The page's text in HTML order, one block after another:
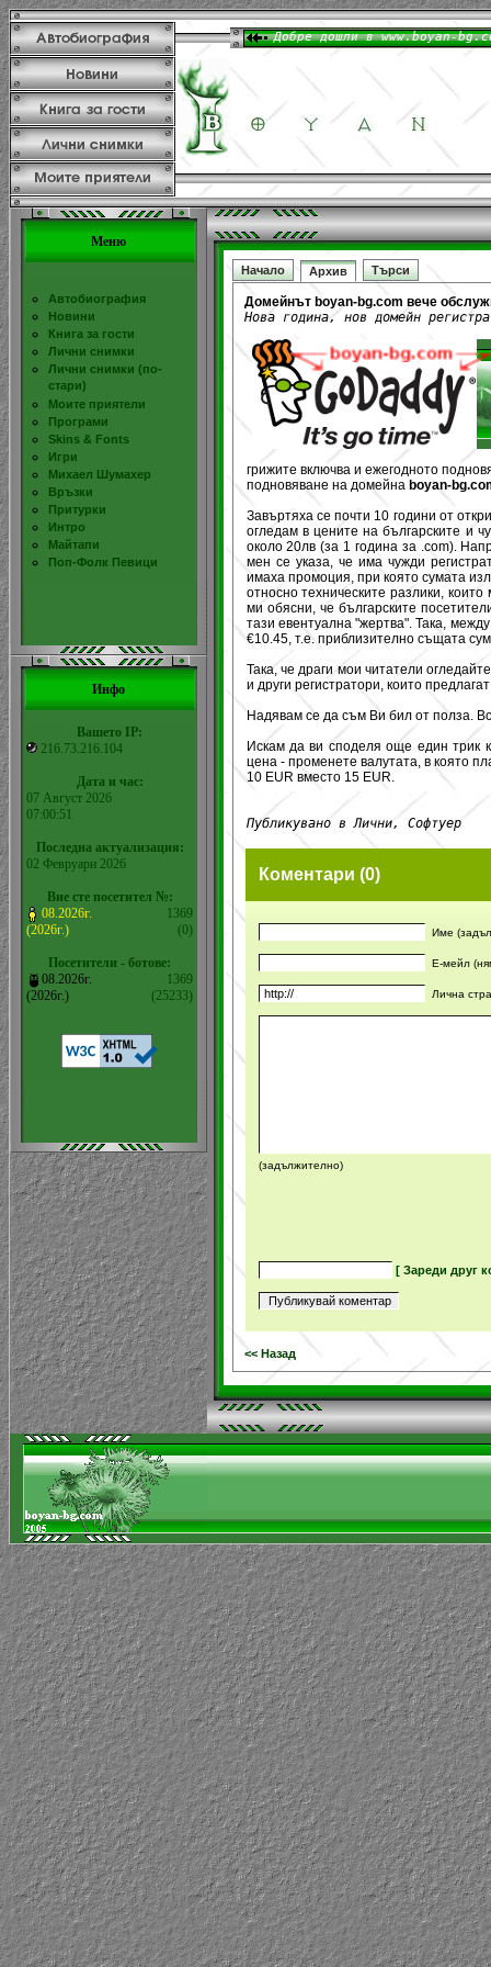
Меню
Автобиография
Новини
Книга за гости
Лични снимки
Лични снимки (по-
стари)
Моите приятели
Програми
Skins & Fonts
Игри
Михаел Шумахер
Връзки
Притурки
Интро
Майтапи
Поп-Фолк Певици
Инфо
Вашето IP:
216.73.216.104
Дата и час:
07 Август 2026
07:00:51
Последна актуализация:
02 Февруари 2026
Вие сте посетител №:
08.2026г.
1369
(2026г.)
(0)
Посетители - ботове:
08.2026г.
1369
(2026г.)
(25233)
Начало Архив Търси
Домейнът boyan-bg.com вече
Нова година, нов домейн
грижите включва и ежегодното
подновяване на домейна boyan-
Завъртяха се почти 10 години от
огледам в цените на българските и
около 20лв (за 1 година за .com).
мен се указа, че има чужди
имаха промоция, при която сумата
относно техническите разлики,
ми обясни, че българските
тази евентуална "жертва". Така,
€10.45, т.е. приблизително същата
Така, че драги мои читатели
и други регистратори, които
Надявам се да съм Ви бил от полза.
Искам да ви споделя още един трик
цена - променете валутата, в която
10 EUR вместо 15 EUR.
Публикувано в Лични, Софтуер
Коментари (0)
Име
Е-мейл
Лична
(задължително)
[ Зареди друг
<< Назад